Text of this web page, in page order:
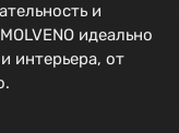
и
идеально
интерьера, от